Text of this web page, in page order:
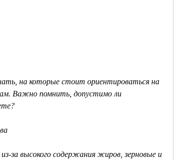
Важно помнить, допустимо ли
за высокого содержания жиров, зерновые и